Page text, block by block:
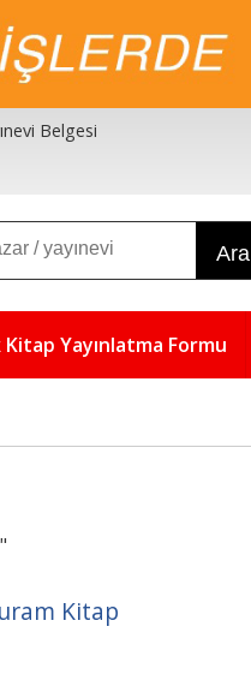
Belgesi
Ara
Yayınlatma Formu
Kitap